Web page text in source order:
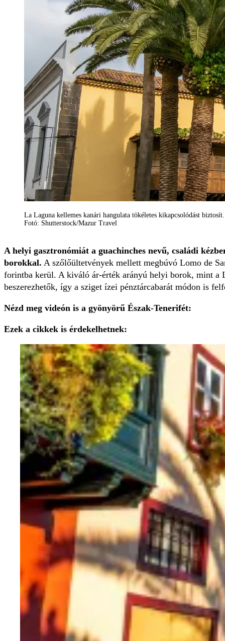
La Laguna kellemes kanári hangulata tökéletes kikapcsolódást
Fotó: Shutterstock/Mazur Travel
A helyi gasztronómiát a guachinches nevű, családi
borokkal. A szőlőültetvények mellett megbúvó Lomo de
forintba kerül. A kiváló ár-érték arányú helyi borok, mint a
beszerezhetők, így a sziget ízei pénztárcabarát módon is
Nézd meg videón is a gyönyörű Észak-Tenerifét:
Ezek a cikkek is érdekelhetnek: